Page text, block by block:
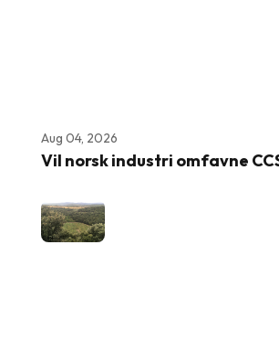
Aug 04, 2026
Vil norsk industri omfavne